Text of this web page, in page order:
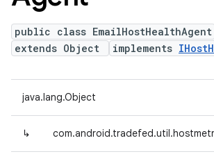
public class EmailHostHealthAgent
extends Object
implements
java.lang.Object
↳